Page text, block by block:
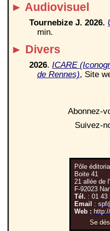
► Audiovisuel
Tournebize J.2026.
min.
► Divers
2026.ICARE
de Rennes), Site
Abonnez-
Suivez-
Pôle
Boite 41
21 allée de
F-92023
Tél. : 01 43
Email :
Web :
Se